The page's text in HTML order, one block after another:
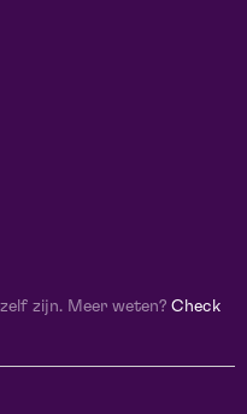
zijn. Meer weten? Check